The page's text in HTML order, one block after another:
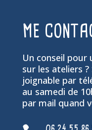
ME
Un conseil pour
sur les ateliers ?
joignable par
au samedi de
par mail quand